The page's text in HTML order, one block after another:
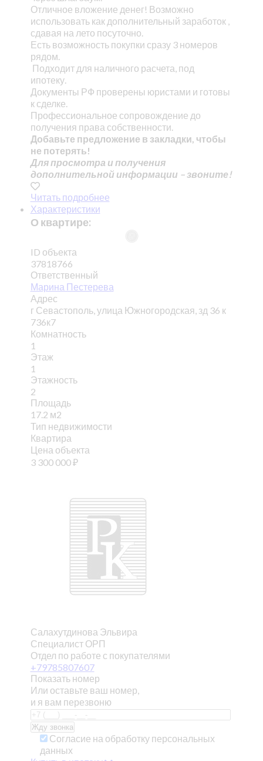
Отличное вложение денег! Возможно
использовать как дополнительный заработок ,
сдавая на лето посуточно.
Есть возможность покупки сразу 3 номеров
рядом.
Подходит для наличного расчета, под
ипотеку.
Документы РФ проверены юристами и готовы
к сделке.
Профессиональное сопровождение до
получения права собственности.
Добавьте предложение в закладки, чтобы
не потерять!
Для просмотра и получения
дополнительной информации – звоните!
Читать подробнее
Характеристики
О квартире:
ID объекта
37818766
Ответственный
Марина Пестерева
Адрес
г Севастополь, улица Южногородская, зд 36 к
736к7
Комнатность
1
Этаж
1
Этажность
2
Площадь
17.2 м2
Тип недвижимости
Квартира
Цена объекта
3 300 000₽
Салахутдинова Эльвира
Специалист ОРП
Отдел по работе с покупателями
+79785807607
Показать номер
Или оставьте ваш номер,
и я вам перезвоню
Согласие на обработку персональных
данных